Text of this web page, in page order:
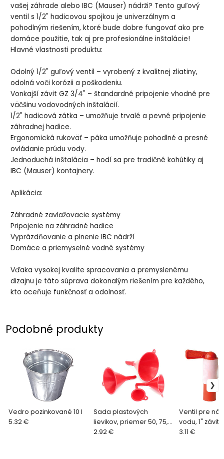
vašej záhrade alebo IBC (Mauser) nádrži? Tento guľový
ventil s 1/2" hadicovou spojkou je univerzálnym a
pohodlným riešením, ktoré bude dobre fungovať ako pre
domáce použitie, tak aj pre profesionálne inštalácie!
Hlavné vlastnosti produktu:
Odolný 1/2" guľový ventil – vyrobený z kvalitnej zliatiny,
odolná voči korózii a poškodeniu.
Vonkajší závit GZ 3/4" – štandardné pripojenie vhodné pre
väčšinu vodovodných inštalácií.
1/2" hadicová zátka – umožňuje trvalé a pevné pripojenie
záhradnej hadice.
Ergonomická rukoväť – páka umožňuje pohodlné a presné
ovládanie prúdu vody.
Jednoduchá inštalácia – hodí sa pre tradičné kohútiky aj
IBC (Mauser) kontajnery.
Aplikácia:
Záhradné zavlažovacie systémy
Pripojenie na záhradné hadice
Vyprázdňovanie a plnenie IBC nádrží
Domáce a priemyselné vodné systémy
Vďaka vysokej kvalite spracovania a premyslenému
dizajnu je táto súprava dokonalým riešením pre každého,
kto oceňuje funkčnosť a odolnosť.
Podobné produkty
Vedro pozinkované 10 l
5.32 €
Sada plastových
lievikov, priemer 50, 75,
100, 125 mm, XL-TOOLS
2.92 €
Ventil pre
vodu, 1" závit
3.11 €